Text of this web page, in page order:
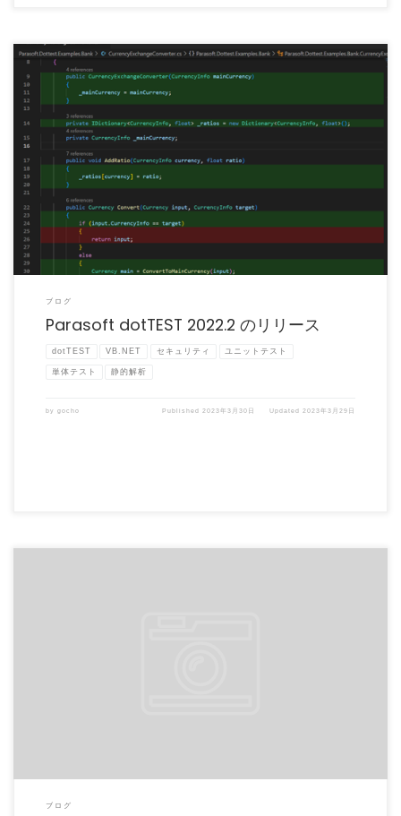
Parasoft dotTEST 2022.2 がリリースされました。 Parasoft dotTE […]
ブログ
Parasoft dotTEST 2022.2 のリリース
dotTEST VB.NET セキュリティ ユニットテスト
単体テスト 静的解析
by gocho Published 2023年3月30日 Updated 2023年3月29日
ブログ